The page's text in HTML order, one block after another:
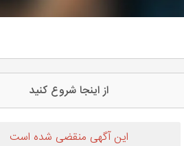
از اینجا شروع کنید
این آگهی منقضی شده است